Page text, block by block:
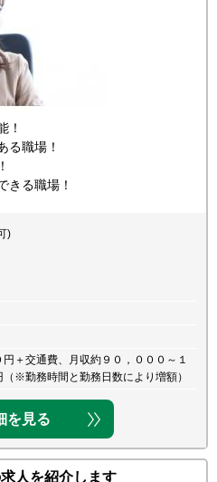
！
る職場！
きる職場！
)
＋交通費、月収約９０，０００～１
（※勤務時間と勤務日数により増額）
を見る
人を紹介します